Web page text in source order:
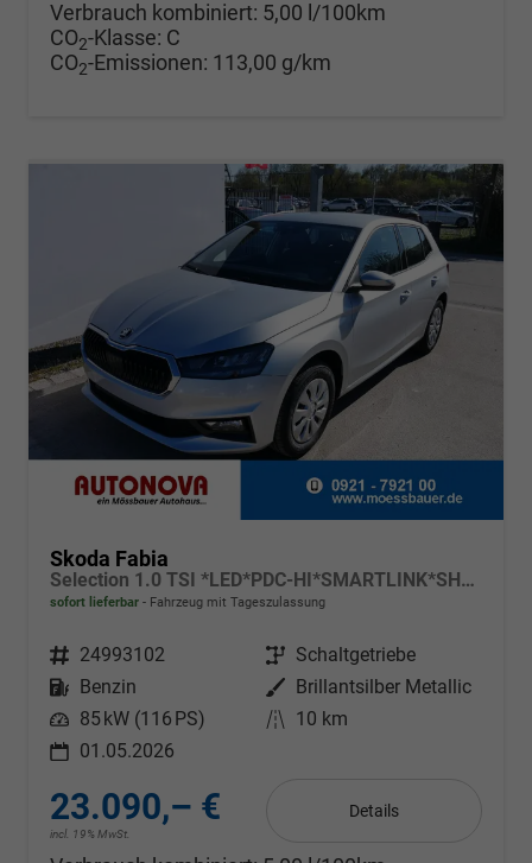
Verbrauch kombiniert: 5,00 l/100km
CO2-Klasse: C
CO2-Emissionen: 113,00 g/km
Skoda Fabia
Selection 1.0 TSI *LED*PDC-HI*SMARTLINK*SHZ*BLUETOOTH*FRONT-ASSIST
sofort lieferbar Fahrzeug mit Tageszulassung
Fahrzeugnr. 24993102 Getriebe Schaltgetriebe
Kraftstoff
Benzin Außenfarbe
Brillantsilber Metallic
Leistung 85 kW (116 PS) Kilometerstand 10 km
01.05.2026
23.090,– €
incl. 19% MwSt.
Details